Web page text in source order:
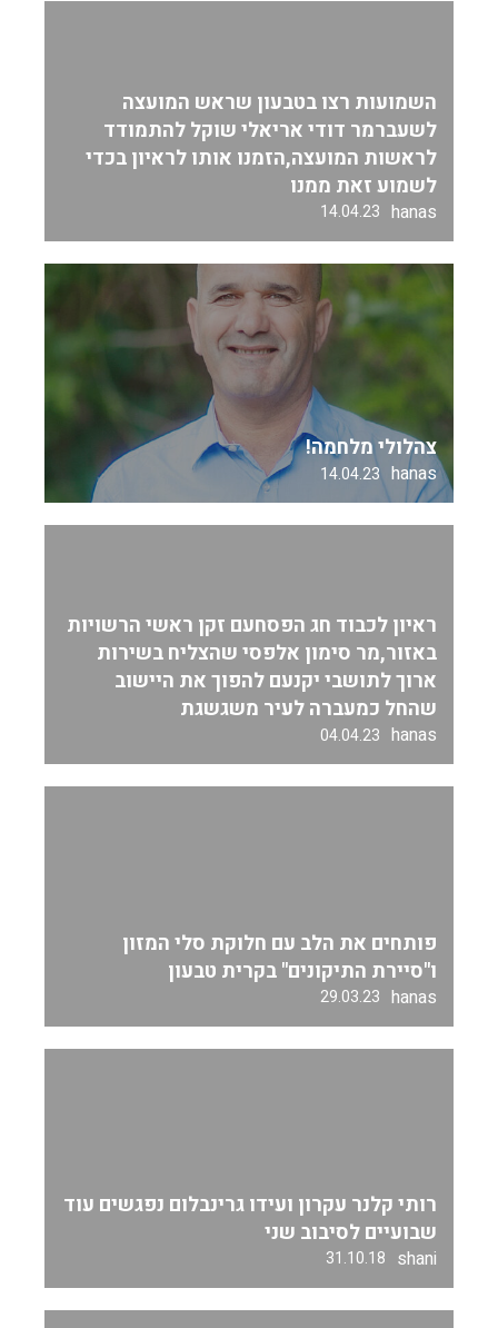
השמועות רצו בטבעון שראש המועצה
לשעברמר דודי אריאלי שוקל להתמודד
לראשות המועצה,הזמנו אותו לראיון בכדי
לשמוע זאת ממנו
hanas
14.04.23
צהלולי מלחמה!
hanas
14.04.23
ראיון לכבוד חג הפסחעם זקן ראשי הרשויות
באזור,מר סימון אלפסי שהצליח בשירות
ארוך לתושבי יקנעם להפוך את היישוב
שהחל כמעברה לעיר משגשגת
hanas
04.04.23
פותחים את הלב עם חלוקת סלי המזון
ו"סיירת התיקונים" בקרית טבעון
hanas
29.03.23
רותי קלנר עקרון ועידו גרינבלום נפגשים עוד
שבועיים לסיבוב שני
shani
31.10.18